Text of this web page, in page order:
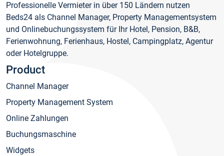
Professionelle Vermieter in über 150 Ländern nutzen
Beds24 als Channel Manager, Property Managementsystem
und Onlinebuchungssystem für Ihr Hotel, Pension, B&B,
Ferienwohnung, Ferienhaus, Hostel, Campingplatz, Agentur
oder Hotelgruppe.
Product
Channel Manager
Property Management System
Online Zahlungen
Buchungsmaschine
Widgets